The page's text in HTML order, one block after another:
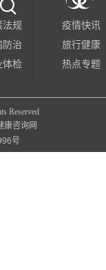
法规
防治
体检
疫情快讯
旅行健康
热点专题
Reserved
康咨询网
号